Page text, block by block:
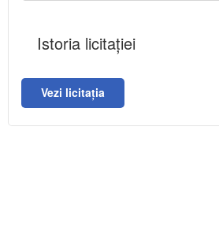
Istoria licitației
Vezi licitația